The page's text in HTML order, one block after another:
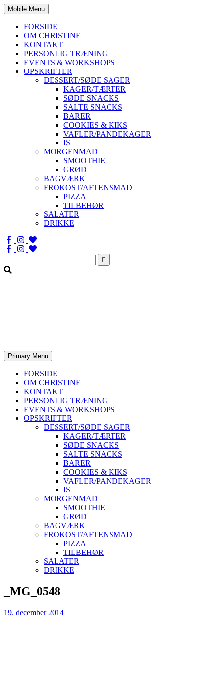
Mobile Menu
FORSIDE
OM CHRISTINE
KONTAKT
PERSONLIG TRÆNING
EVENTS & WORKSHOPS
OPSKRIFTER
DESSERT/SØDE SAGER
KAGER/TÆRTER
SØDE SNACKS
SALTE SNACKS
BARER
COOKIES & KIKS
VAFLER/PANDEKAGER
IS
MORGENMAD
SMOOTHIE
GRØD
BAGVÆRK
FROKOST/AFTENSMAD
PIZZA
TILBEHØR
SALATER
DRIKKE
Søg
efter:
Primary Menu
FORSIDE
OM CHRISTINE
KONTAKT
PERSONLIG TRÆNING
EVENTS & WORKSHOPS
OPSKRIFTER
DESSERT/SØDE SAGER
KAGER/TÆRTER
SØDE SNACKS
SALTE SNACKS
BARER
COOKIES & KIKS
VAFLER/PANDEKAGER
IS
MORGENMAD
SMOOTHIE
GRØD
BAGVÆRK
FROKOST/AFTENSMAD
PIZZA
TILBEHØR
SALATER
DRIKKE
Skip
to_MG_0548
19. december 2014